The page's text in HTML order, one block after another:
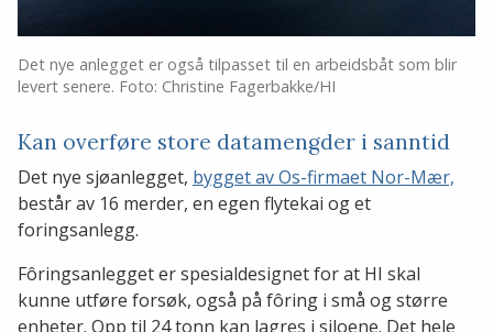
Det nye anlegget er også tilpasset til en arbeidsbåt som blir
levert senere. Foto: Christine Fagerbakke/HI
Kan overføre store datamengder i sanntid
Det nye sjøanlegget, bygget av Os-firmaet Nor-Mær,
består av 16 merder, en egen flytekai og et
foringsanlegg.
Fôringsanlegget er spesialdesignet for at HI skal
kunne utføre forsøk, også på fôring i små og større
enheter. Opp til 24 tonn kan lagres i siloene. Det hele